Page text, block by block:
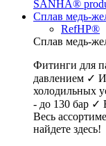
Сплав медь-
RefHP®
Сплав медь-
Фитинги для
давлением ✓
холодильных
- до 130 бар ✓
Весь
найдете здесь!